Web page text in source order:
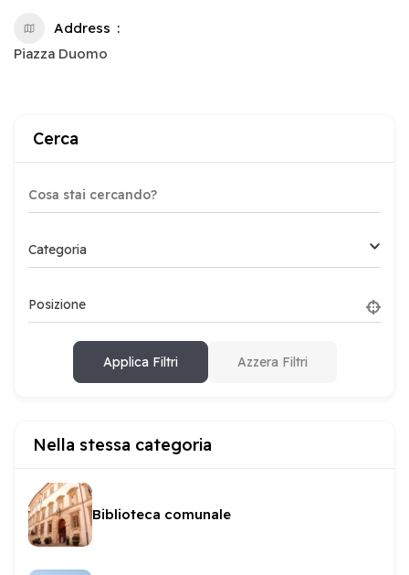
Address
Piazza Duomo
Cerca
Categoria
Posizione
Applica Filtri Azzera Filtri
Nella stessa categoria
Biblioteca comunale